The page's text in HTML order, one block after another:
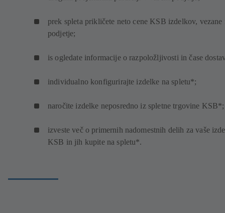
prek spleta prikličete neto cene KSB izdelkov, vezane
podjetje;
is ogledate informacije o razpoložljivosti in čase
individualno konfigurirajte izdelke na spletu*;
naročite izdelke neposredno iz spletne trgovine KSB*;
izveste več o primernih nadomestnih delih za vaše
KSB in jih kupite na spletu*.